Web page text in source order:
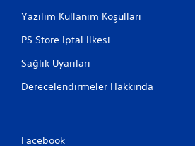
Yazılım Kullanım Koşulları
PS Store İptal İlkesi
Sağlık Uyarıları
Derecelendirmeler Hakkında
Facebook